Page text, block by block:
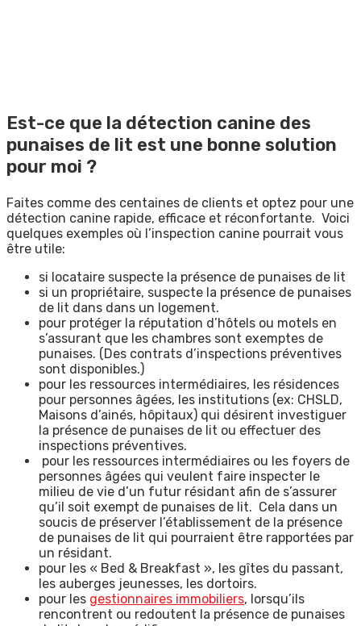
Est-ce que la détection canine des
punaises de lit est une bonne solution
pour moi ?
Faites comme des centaines de clients et optez pour une
détection canine rapide, efficace et réconfortante. Voici
quelques exemples où l’inspection canine pourrait vous
être utile:
si locataire suspecte la présence de punaises de lit
si un propriétaire, suspecte la présence de punaises
de lit dans dans un logement.
pour protéger la réputation d’hôtels ou motels en
s’assurant que les chambres sont exemptes de
punaises. (Des contrats d’inspections préventives
sont disponibles.)
pour les ressources intermédiaires, les résidences
pour personnes âgées, les institutions (ex: CHSLD,
Maisons d’ainés, hôpitaux) qui désirent investiguer
la présence de punaises de lit ou effectuer des
inspections préventives.
pour les ressources intermédiaires ou les foyers de
personnes âgées qui veulent faire inspecter le
milieu de vie d’un futur résidant afin de s’assurer
qu’il soit exempt de punaises de lit. Cela dans un
soucis de préserver l’établissement de la présence
de punaises de lit qui pourraient être rapportées par
un résidant.
pour les « Bed & Breakfast », les gîtes du passant,
les auberges jeunesses, les dortoirs.
pour les gestionnaires immobiliers, lorsqu’ils
rencontrent ou redoutent la présence de punaises